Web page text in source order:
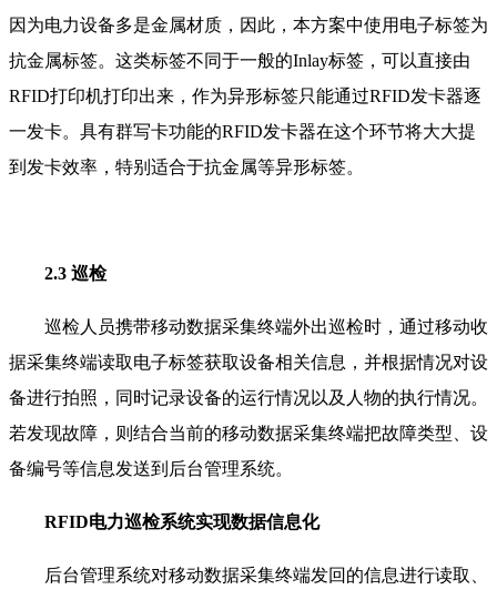
因为电力设备多是金属材质，因此，本方案中使用电子标签为
抗金属标签。这类标签不同于一般的Inlay标签，可以直接由
RFID打印机打印出来，作为异形标签只能通过RFID发卡器逐
一发卡。具有群写卡功能的RFID发卡器在这个环节将大大提
到发卡效率，特别适合于抗金属等异形标签。
2.3 巡检
巡检人员携带移动数据采集终端外出巡检时，通过移动收
据采集终端读取电子标签获取设备相关信息，并根据情况对设
备进行拍照，同时记录设备的运行情况以及人物的执行情况。
若发现故障，则结合当前的移动数据采集终端把故障类型、设
备编号等信息发送到后台管理系统。
RFID电力巡检系统实现数据信息化
后台管理系统对移动数据采集终端发回的信息进行读取、